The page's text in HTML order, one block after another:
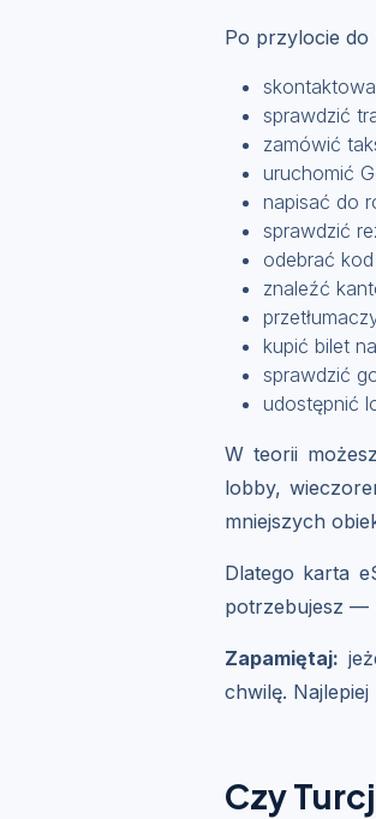
Po przylocie
sprawdzić
zamówić
uruchomić
napisać do
sprawdzić
odebrać
znaleźć
kupić bilet
sprawdzić
udostępnić
W teorii
lobby,
mniejszych
Dlatego karta
potrzebujesz —
Zapamiętaj:
chwilę.
Czy